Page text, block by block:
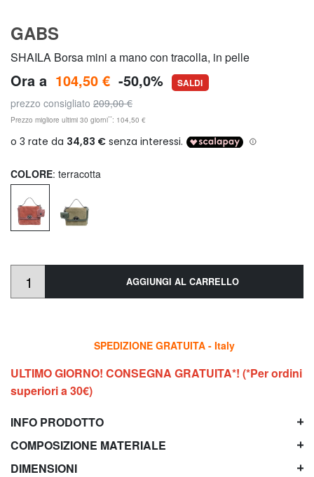
GABS
SHAILA Borsa mini a mano con tracolla, in pelle
Ora a 104,50 € -50,0% SALDI
prezzo consigliato 209,00 €
Prezzo migliore ultimi 30 giorni**: 104,50 €
COLORE: terracotta
AGGIUNGI AL CARRELLO
SPEDIZIONE GRATUITA - Italy
ULTIMO GIORNO! CONSEGNA GRATUITA*! (*Per ordini
superiori a 30€)
INFO PRODOTTO
COMPOSIZIONE MATERIALE
DIMENSIONI